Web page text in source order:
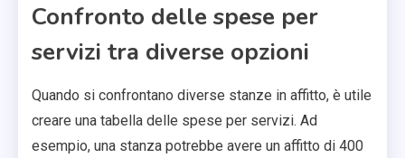
Confronto delle spese per
servizi tra diverse opzioni
Quando si confrontano diverse stanze in affitto, è utile
creare una tabella delle spese per servizi. Ad
esempio, una stanza potrebbe avere un affitto di 400